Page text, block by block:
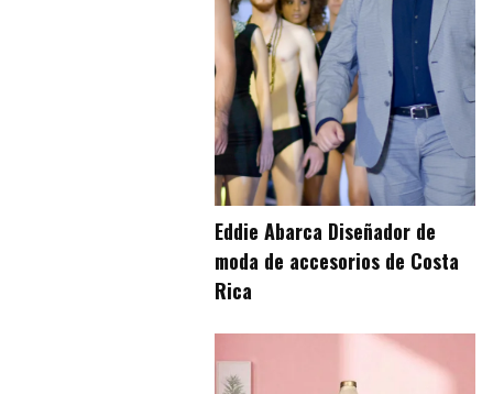
Eddie Abarca Diseñador de
moda de accesorios de Costa
Rica